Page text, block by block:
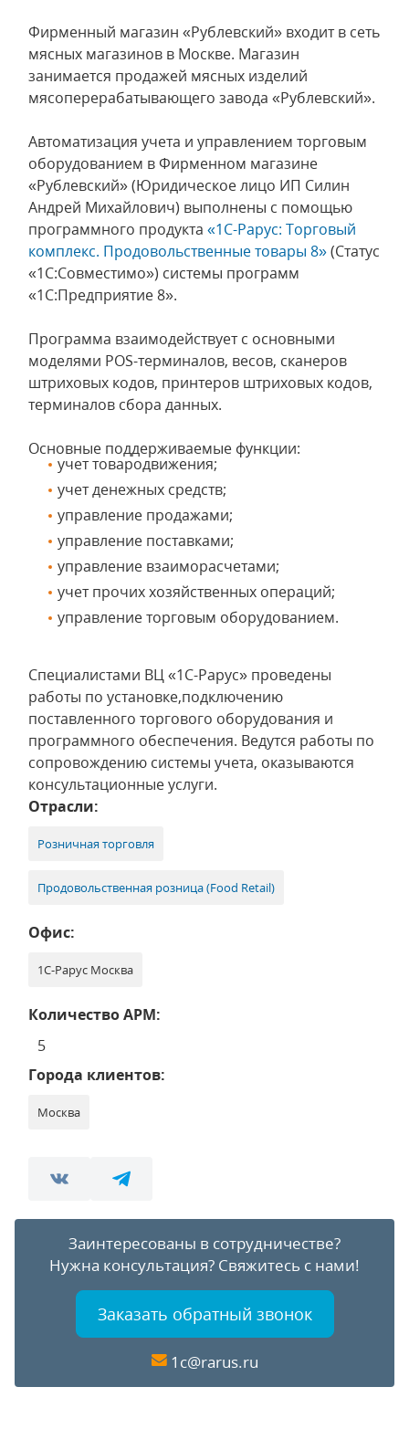
Фирменный магазин «Рублевский» входит в сеть
мясных магазинов в Москве. Магазин
занимается продажей мясных изделий
мясоперерабатывающего завода «Рублевский».
Автоматизация учета и управлением торговым
оборудованием в Фирменном магазине
«Рублевский» (Юридическое лицо ИП Силин
Андрей Михайлович) выполнены с помощью
программного продукта «1С-Рарус: Торговый
комплекс. Продовольственные товары 8»(Статус
«1С:Совместимо») системы программ
«1С:Предприятие 8».
Программа взаимодействует с основными
моделями POS-терминалов, весов, сканеров
штриховых кодов, принтеров штриховых кодов,
терминалов сбора данных.
Основные поддерживаемые функции:
учет товародвижения;
учет денежных средств;
управление продажами;
управление поставками;
управление взаиморасчетами;
учет прочих хозяйственных операций;
управление торговым оборудованием.
Специалистами ВЦ «1С-Рарус» проведены
работы по установке,подключению
поставленного торгового оборудования и
программного обеспечения. Ведутся работы по
сопровождению системы учета, оказываются
консультационные услуги.
Отрасли:
Розничная торговля
Продовольственная розница (Food Retail)
Офис:
1С-Рарус Москва
Количество АРМ:
5
Города клиентов:
Москва
Заинтересованы в сотрудничестве?
Нужна консультация? Свяжитесь с нами!
Заказать обратный звонок
1c@rarus.ru